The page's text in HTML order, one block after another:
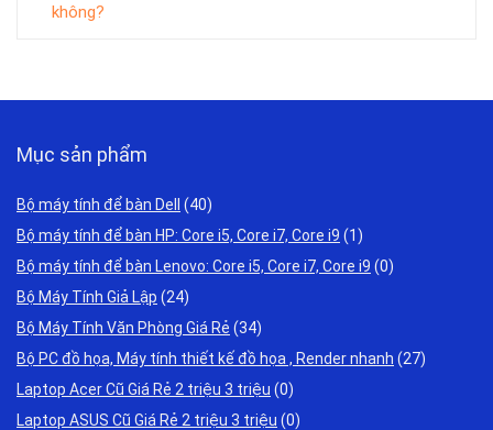
Mục sản phẩm
Bộ máy tính để bàn Dell (40)
Bộ máy tính để bàn HP: Core i5, Core i7, Core i9 (1)
Bộ máy tính để bàn Lenovo: Core i5, Core i7, Core i9 (0)
Bộ Máy Tính Giả Lập (24)
Bộ Máy Tính Văn Phòng Giá Rẻ (34)
Bộ PC đồ họa, Máy tính thiết kế đồ họa , Render nhanh (27)
Laptop Acer Cũ Giá Rẻ 2 triệu 3 triệu (0)
Laptop ASUS Cũ Giá Rẻ 2 triệu 3 triệu (0)